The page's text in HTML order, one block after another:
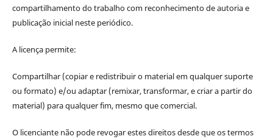
compartilhamento do trabalho com reconhecimento de autoria e
publicação inicial neste periódico.
A licença permite:
Compartilhar (copiar e redistribuir o material em qualquer suporte
ou formato) e/ou adaptar (remixar, transformar, e criar a partir do
material) para qualquer fim, mesmo que comercial.
O licenciante não pode revogar estes direitos desde que os termos